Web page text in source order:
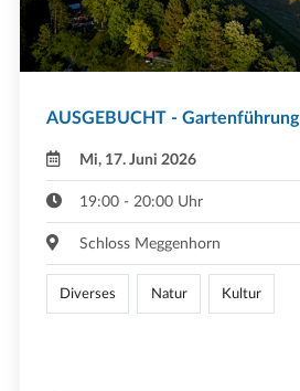
AUSGEBUCHT - Gartenführung
Mi, 17. Juni 2026
19:00 - 20:00 Uhr
Schloss Meggenhorn
Diverses Natur Kultur